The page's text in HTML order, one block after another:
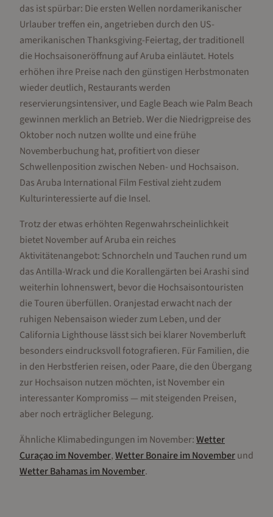
das ist spürbar: Die ersten Wellen nordamerikanischer
Urlauber treffen ein, angetrieben durch den US-
amerikanischen Thanksgiving-Feiertag, der traditionell
die Hochsaisoneröffnung auf Aruba einläutet. Hotels
erhöhen ihre Preise nach den günstigen Herbstmonaten
wieder deutlich, Restaurants werden
reservierungsintensiver, und Eagle Beach wie Palm Beach
gewinnen merklich an Betrieb. Wer die Niedrigpreise des
Oktober noch nutzen wollte und eine frühe
Novemberbuchung hat, profitiert von dieser
Schwellenposition zwischen Neben- und Hochsaison.
Das Aruba International Film Festival zieht zudem
Kulturinteressierte auf die Insel.
Trotz der etwas erhöhten Regenwahrscheinlichkeit
bietet November auf Aruba ein reiches
Aktivitätenangebot: Schnorcheln und Tauchen rund um
das Antilla-Wrack und die Korallengärten bei Arashi sind
weiterhin lohnenswert, bevor die Hochsaisontouristen
die Touren überfüllen. Oranjestad erwacht nach der
ruhigen Nebensaison wieder zum Leben, und der
California Lighthouse lässt sich bei klarer Novemberluft
besonders eindrucksvoll fotografieren. Für Familien, die
in den Herbstferien reisen, oder Paare, die den Übergang
zur Hochsaison nutzen möchten, ist November ein
interessanter Kompromiss — mit steigenden Preisen,
aber noch erträglicher Belegung.
Ähnliche Klimabedingungen im November:Wetter
Curaçao imNovember,WetterBonaireimNovemberund
WetterBahamasimNovember.